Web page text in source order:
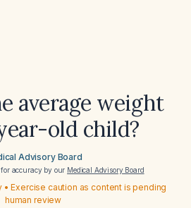
average weight
old child?
Advisory Board
accuracy by our Medical Advisory Board
Exercise caution as content is pending
human review